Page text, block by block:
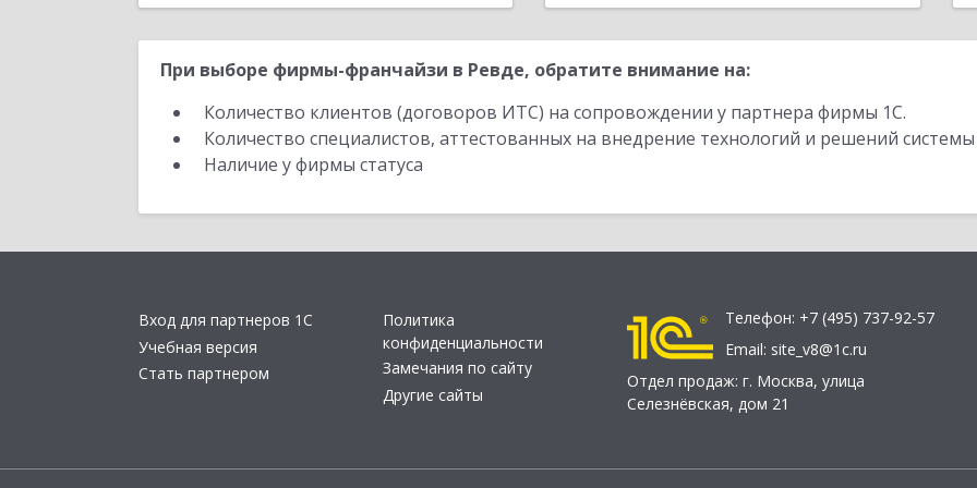
При выборе фирмы-франчайзи в Ревде, обратите внимание на:
Количество клиентов (договоров ИТС) на сопровождении у партнера фирмы 1С.
Количество специалистов, аттестованных на внедрение технологий и решений
Наличие у фирмы статуса
Вход для партнеров 1С
Учебная версия
Стать партнером
Политика
конфиденциальности
Замечания по сайту
Другие сайты
Телефон: +7 (495) 737-92-57
Email: site_v8@1c.ru
Отдел продаж: г. Москва, улица
Селезнёвская, дом 21